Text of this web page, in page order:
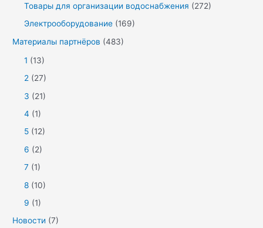
Товары для организации водоснабжения (272)
Электрооборудование (169)
Материалы партнёров (483)
1 (13)
2 (27)
3 (21)
4 (1)
5 (12)
6 (2)
7 (1)
8 (10)
9 (1)
Новости (7)